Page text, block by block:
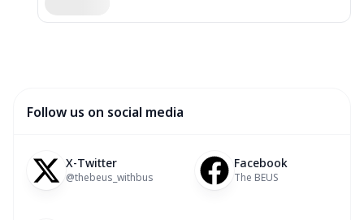
Follow us on social media
X-Twitter
@thebeus_withbus
Facebook
The BEUS